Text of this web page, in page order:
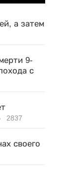
а затем
9-
с
2837
своего